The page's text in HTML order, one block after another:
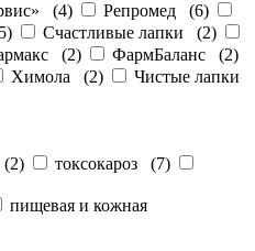
(4) Репромед (6)
5) Счастливые лапки (2)
(2) ФармБаланс (2)
Химола (2)
Чистые лапки
(2) токсокароз (7)
пищевая и кожная